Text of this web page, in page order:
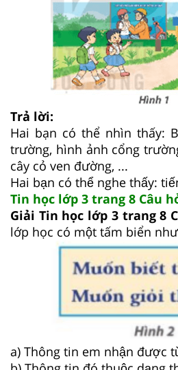
Trả lời:
Hai bạn có thể nhìn thấy:
trường, hình ảnh cổng
cây cỏ ven đường, ...
Hai bạn có thể nghe thấy:
Tin học lớp 3 trang 8 Câu
Giải Tin học lớp 3 trang 8
lớp học có một tấm biển
a) Thông tin em nhận được